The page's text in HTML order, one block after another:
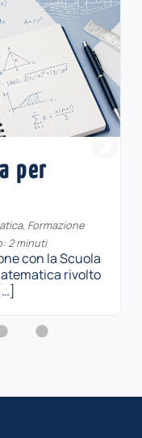
delle
il 12
[…]